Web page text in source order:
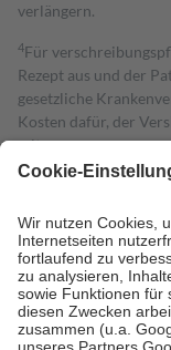
verlängern.
4Für
Rezept aus und der
gesetzliche
Kosten dafür, der
mit.
Grundsätzlich leisten
höchstens zehn Euro.
Kosten der Leistung
Diese Regeln gelten
Bei Heilmitteln und
Zuzahlung zehn
Verordnung.